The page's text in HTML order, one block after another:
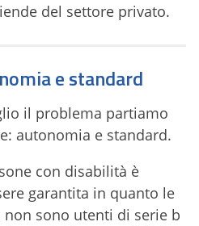
del settore privato.
e standard
il problema partiamo
autonomia e standard.
con disabilità è
garantita in quanto le
sono utenti di serie b